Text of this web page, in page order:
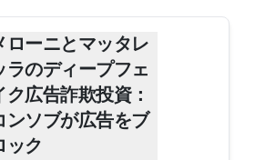
ローニとマッタレ
ラのディープフェ
ク広告詐欺投資：
ンソブが広告をブ
ック